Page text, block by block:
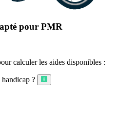
pour PMR
calculer les aides disponibles :
?